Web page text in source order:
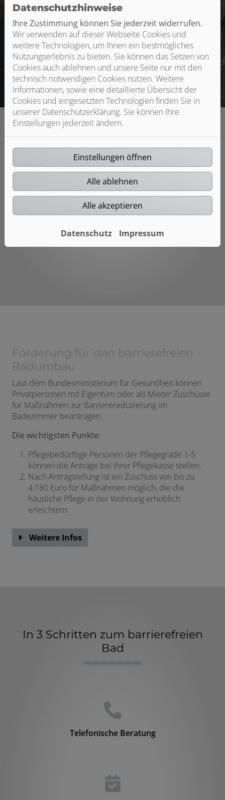
anpassbar ist. Klaus Holzer GmbH Sanitär- und
Heizungsbau ist Ihr Fachbetrieb fürs Bad in Oberndorf-
Bochingen.
Jetzt anfragen
Unsere Kompetenzen
Individuelle & hochwertige Badplanung
Professionelle Installation
Fairer Gesamtpreis
Förderung für den barrierefreien
Badumbau
Laut dem Bundesministerium für Gesundheit können
Privatpersonen mit Eigentum oder als Mieter Zuschüsse
für Maßnahmen zur Barrierereduzierung im
Badezimmer beantragen.
Die wichtigsten Punkte:
Pflegebedürftige Personen der Pflegegrade 1-5
können die Anträge bei ihrer Pflegekasse stellen.
Nach Antragstellung ist ein Zuschuss von bis zu
4.180 Euro für Maßnahmen möglich, die die
häusliche Pflege in der Wohnung erheblich
erleichtern.
Weitere Infos
In 3 Schritten zum barrierefreien
Bad
Telefonische Beratung
Datenschutzhinweise
Ihre Zustimmung können Sie jederzeit widerrufen.
Wir verwenden auf dieser Webseite Cookies und
weitere Technologien, um Ihnen ein bestmögliches
Nutzungserlebnis zu bieten. Sie können das Setzen von
Cookies auch ablehnen und unsere Seite nur mit den
technisch notwendigen Cookies nutzen. Weitere
Informationen, sowie eine detaillierte Übersicht der
Cookies und eingesetzten Technologien finden Sie in
unserer Datenschutzerklärung. Sie können Ihre
Einstellungen jederzeit ändern.
Einstellungen öffnen
Alle ablehnen
Alle akzeptieren
Datenschutz Impressum